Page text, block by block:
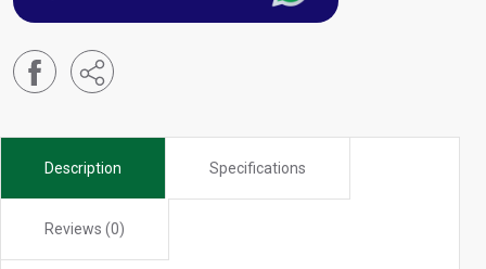
Description Specifications
Reviews (0)